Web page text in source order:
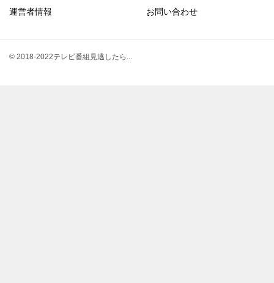
運営者情報 お問い合わせ
© 2018-2022テレビ番組見逃したら...